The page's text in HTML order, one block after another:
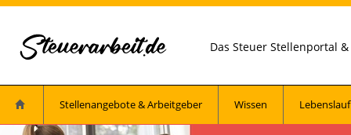
Das Steuer Stellenportal
Stellenangebote & Arbeitgeber Wissen Lebenslauf